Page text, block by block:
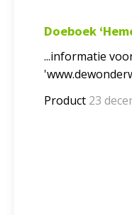
Doeboek
...informatie
Product 23